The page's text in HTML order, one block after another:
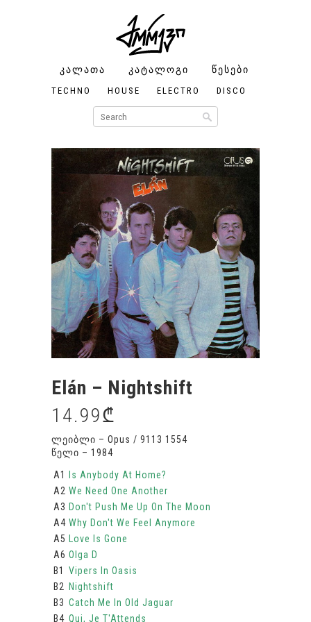
ᲙᲐᲚᲐᲗᲐ ᲙᲐᲢᲐᲚᲝᲒᲘ
TECHNO HOUSE ELECTRO DISCO
ᲬᲔᲡᲔᲑᲘ
Elán – Nightshift
14.99₾
ლეიბლი – Opus / 9113 1554
წელი – 1984
A1
Is Anybody At Home?
A2 We Need One Another
A3 Don't Push Me Up On The Moon
A4 Why Don't We Feel Anymore
A5
Love Is Gone
A6 Olga D
B1
Vipers In Oasis
B2
Nightshift
B3 Catch Me In Old Jaguar
B4 Qui, Je T'Attends